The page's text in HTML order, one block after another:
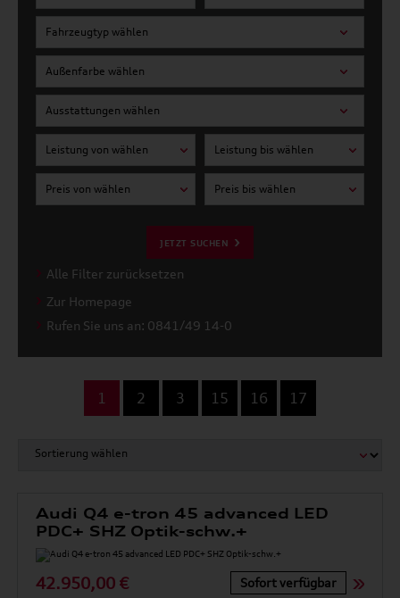
Fahrzeugtyp wählen
Außenfarbe wählen
Ausstattungen wählen
Leistung von wählen Leistung bis wählen
Preis von wählen Preis bis wählen
JETZT SUCHEN
Alle Filter zurücksetzen
Zur Homepage
Rufen Sie uns an: 0841/49 14-0
1 2 3 15 16 17
Audi Q4 e-tron 45 advanced LED
PDC+ SHZ Optik-schw.+
42.950,00 € Sofort verfügbar